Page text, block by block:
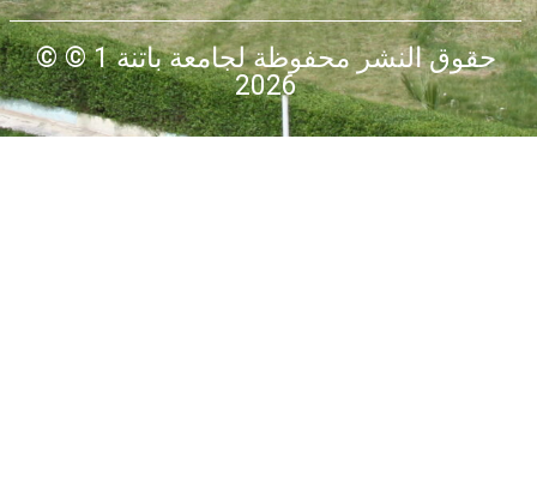
© حقوق النشر محفوظة لجامعة باتنة 1 ©
2026